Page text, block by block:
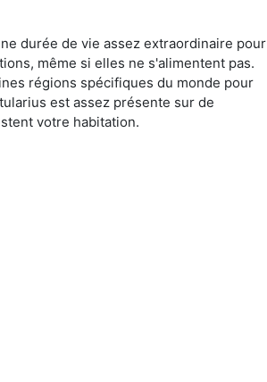
durée de vie assez extraordinaire pour
même si elles ne s'alimentent pas.
régions spécifiques du monde pour
est assez présente sur de
votre habitation.